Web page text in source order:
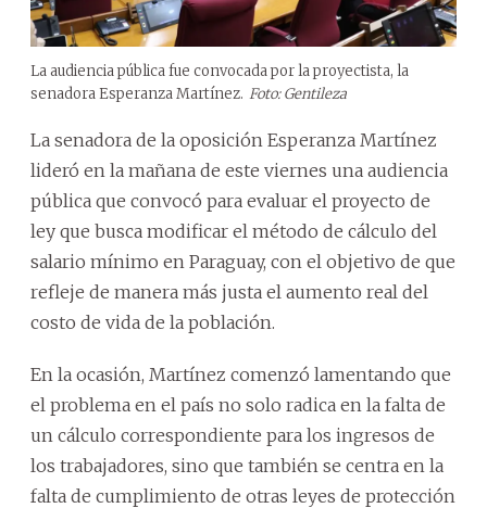
La audiencia pública fue convocada por la proyectista, la
senadora Esperanza Martínez. Foto: Gentileza
La senadora de la oposición Esperanza Martínez
lideró en la mañana de este viernes una audiencia
pública que convocó para evaluar el proyecto de
ley que busca modificar el método de cálculo del
salario mínimo en Paraguay, con el objetivo de que
refleje de manera más justa el aumento real del
costo de vida de la población.
En la ocasión, Martínez comenzó lamentando que
el problema en el país no solo radica en la falta de
un cálculo correspondiente para los ingresos de
los trabajadores, sino que también se centra en la
falta de cumplimiento de otras leyes de protección